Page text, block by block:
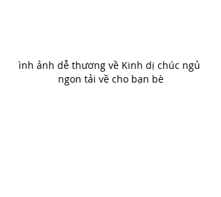
ình ảnh dễ thương về Kinh dị chúc ngủ
ngon tải về cho bạn bè